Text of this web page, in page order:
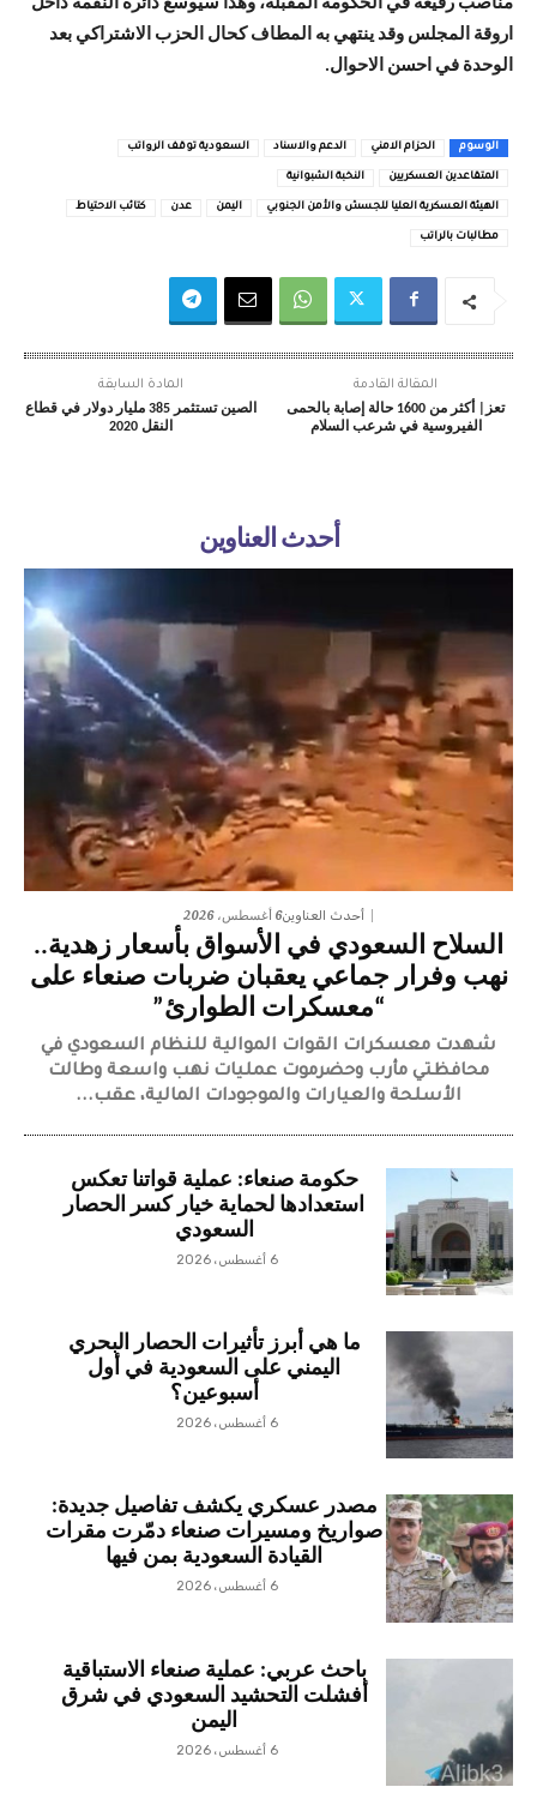
مناصب رفيعة في الحكومة المقبلة، وهذا سيوسع دائرة النقمة داخل
اروقة المجلس وقد ينتهي به المطاف كحال الحزب الاشتراكي بعد
الوحدة في احسن الاحوال.
الوسوم الحزام الامني الدعم والاسناد السعودية توقف الرواتب
المتقاعدين العسكريين النخبة الشبوانية
الهيئة العسكرية العليا للجسش والأمن الجنوبي اليمن عدن كتائب الاحتياط
مطالبات بالراتب
المادة السابقة
الصين تستثمر 385 مليار دولار في قطاع
النقل 2020
المقالة القادمة
تعز| أكثر من 1600 حالة إصابة بالحمى
الفيروسية في شرعب السلام
أحدث العناوين
أحدث العناوين6 أغسطس، 2026
السلاح السعودي في الأسواق بأسعار زهدية..
نهب وفرار جماعي يعقبان ضربات صنعاء على
“معسكرات الطوارئ”
شهدت معسكرات القوات الموالية للنظام السعودي في
محافظتي مأرب وحضرموت عمليات نهب واسعة وطالت
الأسلحة والعيارات والموجودات المالية، عقب...
حكومة صنعاء: عملية قواتنا تعكس
استعدادها لحماية خيار كسر الحصار
السعودي
6 أغسطس، 2026
ما هي أبرز تأثيرات الحصار البحري
اليمني على السعودية في أول
أسبوعين؟
6 أغسطس، 2026
مصدر عسكري يكشف تفاصيل جديدة:
صواريخ ومسيرات صنعاء دمّرت مقرات
القيادة السعودية بمن فيها
6 أغسطس، 2026
باحث عربي: عملية صنعاء الاستباقية
أفشلت التحشيد السعودي في شرق
اليمن
6 أغسطس، 2026